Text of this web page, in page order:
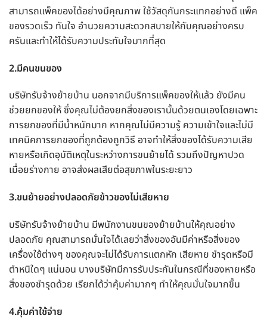
สามารถแพ็คของได้อย่างมีคุณภาพ ใช้วัสดุกันกระแทกอย่างดี แพ็ค
ของรวดเร็ว ทันใจ อำนวยความสะดวกสบายให้กับคุณอย่างครบ
ครันและทำให้ได้รับความประทับใจมากที่สุด
2.มีคนขนของ
บริษัทรับจ้างย้ายบ้าน นอกจากมีบริการแพ็คของให้แล้ว ยังมีคน
ช่วยยกของให้ ซึ่งคุณไม่ต้องยกสิ่งของเรานั้นด้วยตนเองโดยเฉพาะ
การยกของที่มีน้ำหนักมาก หากคุณไม่มีความรู้ ความเข้าใจและไม่มี
เทคนิคการยกของที่ถูกต้องถูกวิธี อาจทำให้สิ่งของได้รับความเสีย
หายหรือเกิดอุบัติเหตุในระหว่างการขนย้ายได้ รวมถึงปัญหาปวด
เมื่อยร่างกาย อาจส่งผลเสียต่อสุขภาพในระยะยาว
3.ขนย้ายอย่างปลอดภัยข้าวของไม่เสียหาย
บริษัทรับจ้างย้ายบ้าน มีพนักงานขนของย้ายบ้านให้คุณอย่าง
ปลอดภัย คุณสามารถมั่นใจได้เลยว่าสิ่งของอันมีค่าหรือสิ่งของ
เครื่องใช้ต่างๆ ของคุณจะไม่ได้รับการแตกหัก เสียหาย ชำรุดหรือมี
ตำหนิใดๆ แน่นอน บางบริษัทมีการรับประกันในกรณีที่ของหายหรือ
สิ่งของชำรุดด้วย เรียกได้ว่าคุ้มค่ามากๆ ทำให้คุณมั่นใจมากขึ้น
4.คุ้มค่าใช้จ่าย